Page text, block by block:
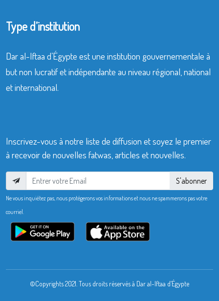
Type d’institution
Dar al-Iftaa d’Égypte est une institution gouvernementale à
but non lucratif et indépendante au niveau régional, national
et international.
Inscrivez-vous à notre liste de diffusion et soyez le premier
à recevoir de nouvelles fatwas, articles et nouvelles.
S'abonner
Ne vous inquiétez pas, nous protégerons vos informations et nous ne spammerons pas votre
courriel.
©Copyrights 2021. Tous droits réservés à Dar al-Iftaa d’Égypte